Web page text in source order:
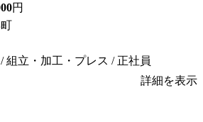
円
組立・加工・プレス / 正社員
詳細を表示